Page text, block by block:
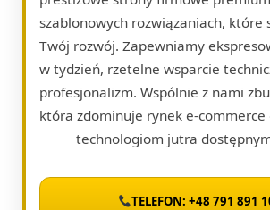
szablonowych rozwiązaniach, które
Twój rozwój. Zapewniamy
w tydzień, rzetelne wsparcie
profesjonalizm. Wspólnie z nami
która zdominuje rynek e-commerce
technologiom jutra
TELEFON: +48 791 891